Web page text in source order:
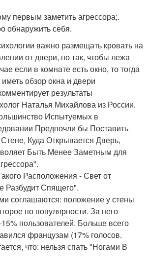
первым заметить агрессора;.
обнаружить себя.
важно размещать кровать на
от двери, но так, чтобы лежа
если в комнате есть окно, то тогда
обзор окна и двери
результаты
Наталья Михайлова из России.
Испытуемых в
Предпочли бы Поставить
Куда Открывается Дверь,
Быть Менее Заметным для
Расположения - Свет от
Разбудит Спящего".
соглашаются: положение у стены
по популярности. За него
пользователей. Больше всего
французам (17% голосов.
что: нельзя спать "Ногами В